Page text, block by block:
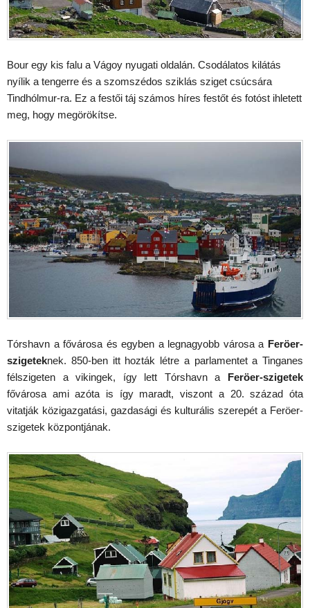
Bour egy kis falu a Vágoy nyugati oldalán. Csodálatos kilátás
nyílik a tengerre és a szomszédos sziklás sziget csúcsára
Tindhólmur-ra. Ez a festői táj számos híres festőt és fotóst ihletett
meg, hogy megörökítse.
Tórshavn a fővárosa és egyben a legnagyobb városa a Feröer-
szigeteknek. 850-ben itt hozták létre a parlamentet a Tinganes
félszigeten a vikingek, így lett Tórshavn a Feröer-szigetek
fővárosa ami azóta is így maradt, viszont a 20. század óta
vitatják közigazgatási, gazdasági és kulturális szerepét a Feröer-
szigetek központjának.